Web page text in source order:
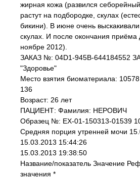
жирная кожа (развился
растут на подбородке, скулах
бикини). В июне очень
скулах. И после окончания приёма
ноябре 2012).
ЗАКАЗ №: 04D1-945B-644184552
"Здоровье"
Место взятия биоматериала:
136
Возраст: 26 лет
ПАЦИЕНТ: Фамилия: НЕРОВИЧ
Образец №: EX-01-150313-01539
Средняя порция утренней мочи
15.03.2013 15:44:26
15.03.2013 19:38:50
Название/показатель Значение
значения *